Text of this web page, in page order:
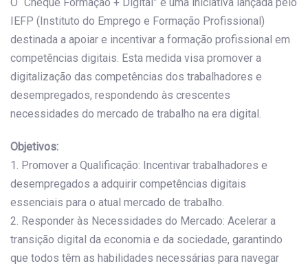
O “Cheque Formação + Digital” é uma iniciativa lançada pelo
IEFP (Instituto do Emprego e Formação Profissional)
destinada a apoiar e incentivar a formação profissional em
competências digitais. Esta medida visa promover a
digitalização das competências dos trabalhadores e
desempregados, respondendo às crescentes
necessidades do mercado de trabalho na era digital.
Objetivos:
1. Promover a Qualificação: Incentivar trabalhadores e
desempregados a adquirir competências digitais
essenciais para o atual mercado de trabalho.
2. Responder às Necessidades do Mercado: Acelerar a
transição digital da economia e da sociedade, garantindo
que todos têm as habilidades necessárias para navegar